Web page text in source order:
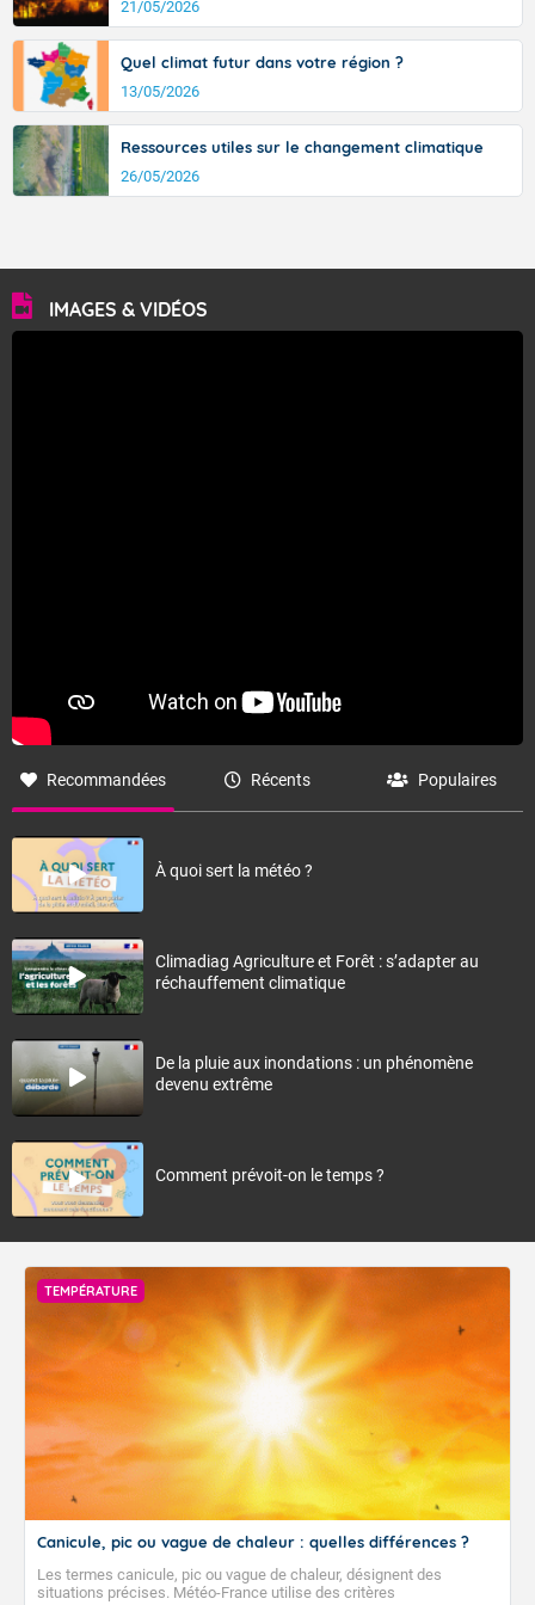
21/05/2026
Quel climat futur dans votre région ?
13/05/2026
Ressources utiles sur le changement climatique
26/05/2026
IMAGES & VIDÉOS
Recommandées Récents Populaires
À quoi sert la météo ?
Climadiag Agriculture et Forêt : s’adapter au
réchauffement climatique
De la pluie aux inondations : un phénomène
devenu extrême
Comment prévoit-on le temps ?
TEMPÉRATURE
Canicule, pic ou vague de chaleur : quelles différences ?
Les termes canicule, pic ou vague de chaleur, désignent des
situations précises. Météo-France utilise des critères